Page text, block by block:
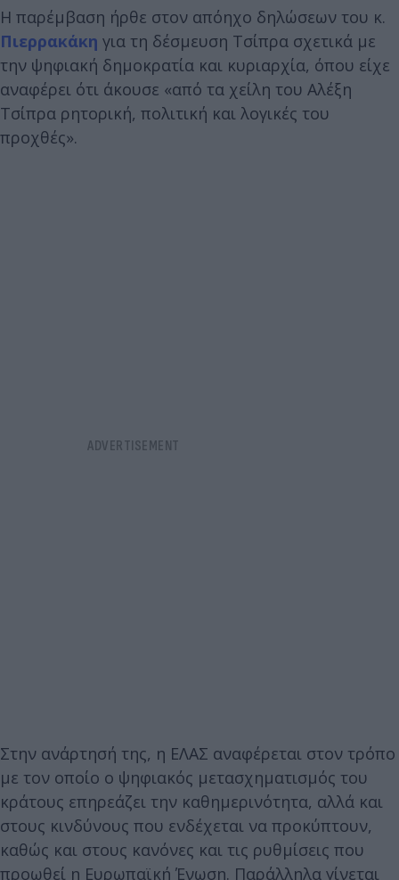
Η παρέμβαση ήρθε στον απόηχο δηλώσεων του κ.
Πιερρακάκη για τη δέσμευση Τσίπρα σχετικά με
την ψηφιακή δημοκρατία και κυριαρχία, όπου είχε
αναφέρει ότι άκουσε «από τα χείλη του Αλέξη
Τσίπρα ρητορική, πολιτική και λογικές του
προχθές».
Στην ανάρτησή της, η ΕΛΑΣ αναφέρεται στον τρόπο
με τον οποίο ο ψηφιακός μετασχηματισμός του
κράτους επηρεάζει την καθημερινότητα, αλλά και
στους κινδύνους που ενδέχεται να προκύπτουν,
καθώς και στους κανόνες και τις ρυθμίσεις που
προωθεί η Ευρωπαϊκή Ένωση. Παράλληλα γίνεται